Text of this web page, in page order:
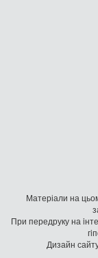
Матеріали на
При передруку на
Дизайн